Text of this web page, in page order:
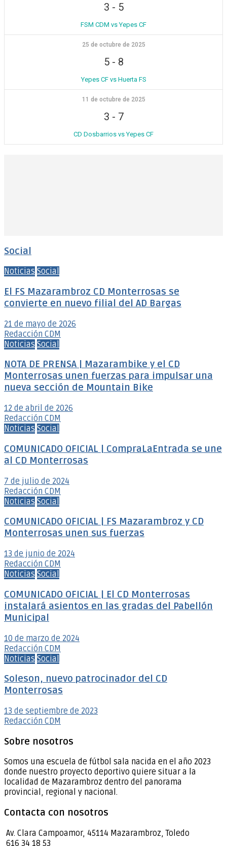
3 - 5
FSM CDM vs Yepes CF
25 de octubre de 2025
5- 8
Yepes CF vs Huerta FS
11 de octubre de 2025
3 - 7
CD Dosbarrios vs Yepes CF
Social
Noticias Social
El FS Mazarambroz CD Monterrosas se
convierte en nuevo filial del AD Bargas
21 de mayo de 2026
Redacción CDM
Noticias Social
NOTA DE PRENSA | Mazarambike y el CD
Monterrosas unen fuerzas para impulsar una
nueva sección de Mountain Bike
12 de abril de 2026
Redacción CDM
Noticias Social
COMUNICADO OFICIAL | CompraLaEntrada se une
al CD Monterrosas
7 de julio de 2024
Redacción CDM
Noticias Social
COMUNICADO OFICIAL | FS Mazarambroz y CD
Monterrosas unen sus fuerzas
13 de junio de 2024
Redacción CDM
Noticias Social
COMUNICADO OFICIAL | El CD Monterrosas
instalará asientos en las gradas del Pabellón
Municipal
10 de marzo de 2024
Redacción CDM
Noticias Social
Soleson, nuevo patrocinador del CD
Monterrosas
13 de septiembre de 2023
Redacción CDM
Sobre nosotros
Somos una escuela de fútbol sala nacida en el año 2023
donde nuestro proyecto deportivo quiere situar a la
localidad de Mazarambroz dentro del panorama
provincial, regional y nacional.
Contacta con nosotros
Av. Clara Campoamor, 45114 Mazarambroz, Toledo
616 34 18 53